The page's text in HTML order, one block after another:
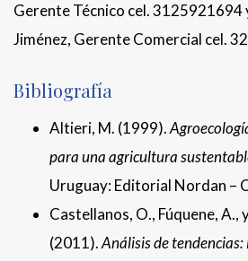
Gerente Técnico cel. 3125921694
Jiménez, Gerente Comercial cel.
Bibliografía
Altieri, M. (1999).
para una agricultura
Uruguay: Editorial Nordan –
Castellanos, O., Fúquene, A.,
(2011).Análisis de tendencias: